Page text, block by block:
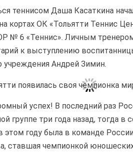
теннисом Даша Касаткина
кортах ОК «Тольятти Теннис
№ 6 «Теннис». Личным
к выступлению
учреждения Андрей Зимин.
успех! В последний раз
группе три года назад, тогда в
этом году была в команде
ставшая чемпионкой